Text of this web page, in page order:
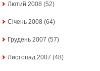
Лютий 2008 (52)
Січень 2008 (64)
Грудень 2007 (57)
Листопад 2007 (48)